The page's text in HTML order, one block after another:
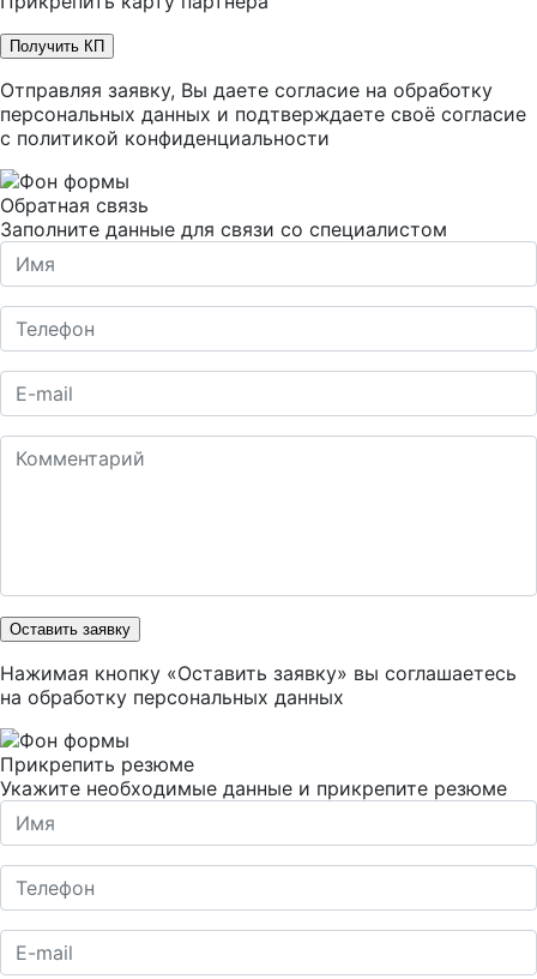
Получить КП
Отправляя заявку, Вы даете согласие на обработку
персональных данных и подтверждаете своё согласие
с политикой конфиденциальности
Обратная связь
Заполните данные для связи со специалистом
Оставить заявку
Нажимая кнопку «Оставить заявку» вы соглашаетесь
на обработку персональных данных
Прикрепить резюме
Укажите необходимые данные и прикрепите резюме